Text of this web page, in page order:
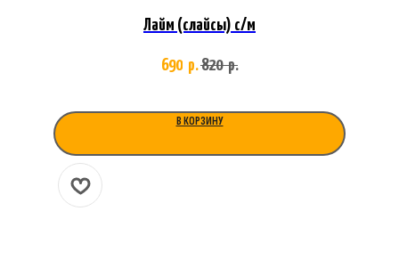
Лайм (слайсы) с/м
690 р.820 р.
В КОРЗИНУ